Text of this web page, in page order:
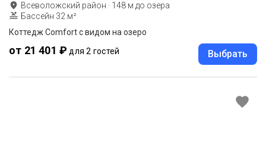
Всеволожский район · 148 м до озера
Бассейн 32 м²
Коттедж Comfort с видом на озеро
от 21 401 ₽ для 2 гостей Выбрать